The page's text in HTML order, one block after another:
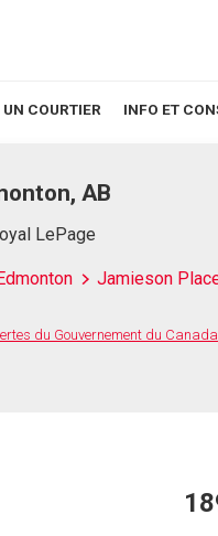
COURTIER INFO ET
AB
LePage
Jamieson
du Gouvernement du Canada